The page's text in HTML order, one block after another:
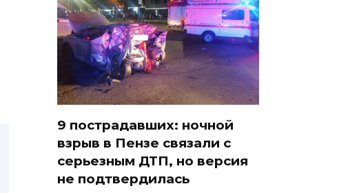
9 пострадавших: ночной
взрыв в Пензе связали с
серьезным ДТП, но версия
не подтвердилась